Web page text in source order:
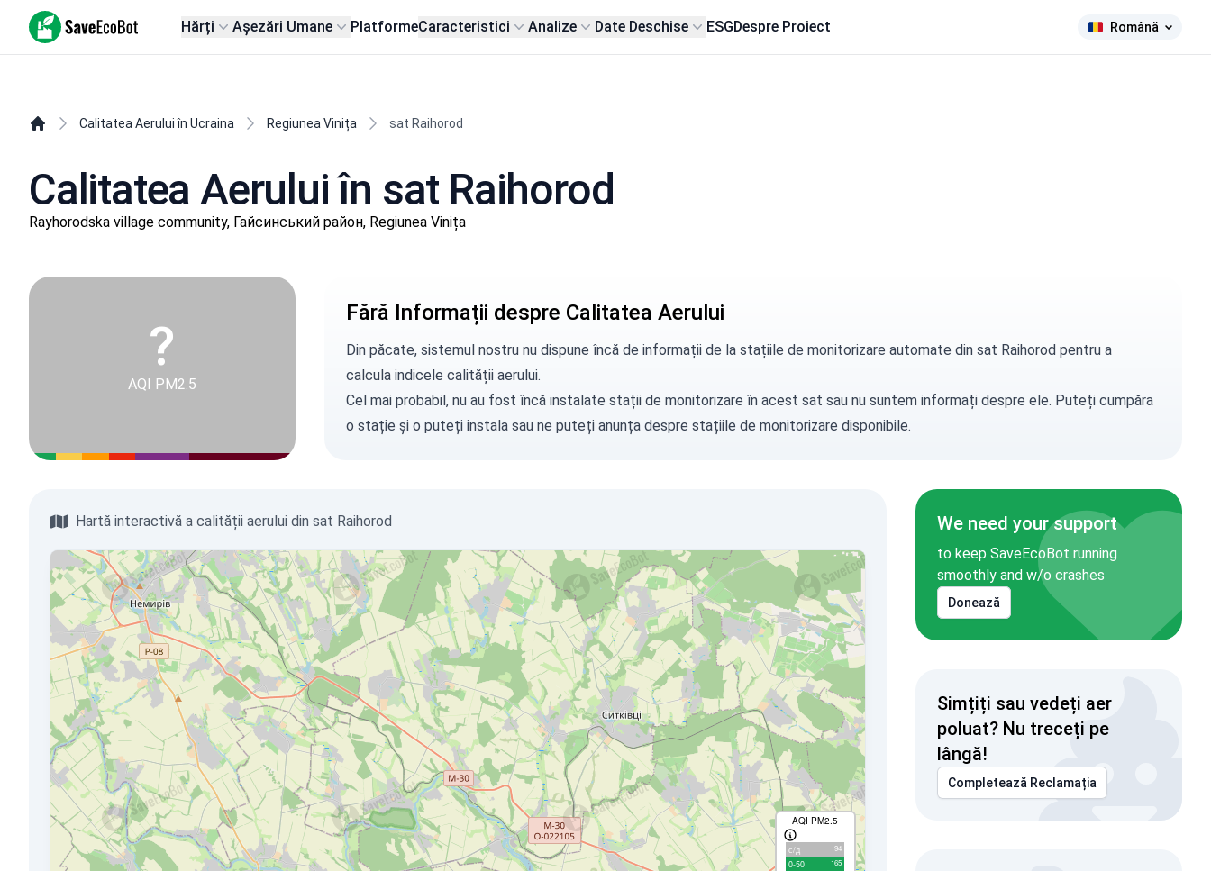
SaveEcoBot Hărți Așezări Umane PlatformeCaracteristici Analize Date Deschise ESGDespre Proiect Română
Calitatea Aerului în Ucraina Regiunea Vinița sat Raihorod
Calitatea Aerului în sat Raihorod
Rayhorodska village community, Гайсинський район, Regiunea Vinița
?
AQI PM2.5
Fără Informații despre Calitatea Aerului
Din păcate, sistemul nostru nu dispune încă de informații de la stațiile de monitorizare automate din sat Raihorod pentru a
calcula indicele calității aerului.
Cel mai probabil, nu au fost încă instalate stații de monitorizare în acest sat sau nu suntem informați despre ele. Puteți cumpăra
o stație și o puteți instala sau ne puteți anunțadespre stațiile de monitorizare disponibile.
Hartă interactivă a calității aerului din sat Raihorod
AQI PM2.5
с/д 94
0-50 165
We need your support
to keep SaveEcoBot running
smoothly and w/o crashes
Donează
Simțiți sau vedeți aer
poluat? Nu treceți pe
lângă!
Completează Reclamația